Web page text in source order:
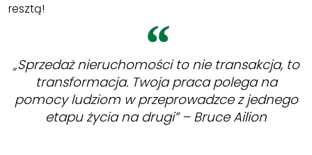
resztą!
„Sprzedaż nieruchomości to nie transakcja, to
transformacja. Twoja praca polega na
pomocy ludziom w przeprowadzce z jednego
etapu życia na drugi” – Bruce Ailion